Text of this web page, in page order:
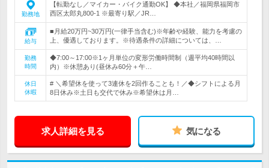
勤務地
【転勤なし／マイカー・バイク通勤OK】 ◆本社／福岡県福岡市
西区太郎丸800-1 ※最寄り駅／JR…
給与
■月給20万円~30万円(一律手当含む)※年齢や経験、能力を考慮の
上、優遇しております。※待遇条件の詳細については、…
勤務
時間
◆7:00～17:00※1ヶ月単位の変形労働時間制（週平均40時間以
内）※休憩あり(昼休み60分＋午…
休日
休暇
# ＼希望休を使って3連休を2回作ることも！／◆シフトによる月
8日休み※土日も交代で休み※希望休は月…
求人詳細を見る 気になる